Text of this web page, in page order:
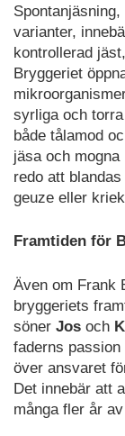
varianter,
kontrollerad
Bryggeriet
syrliga och
både tålamod
jäsa och
redo att
geuze eller
Framtiden för
Även om Frank
bryggeriets
söner Jos och
faderns
över ansvaret
Det innebär att
många fler år